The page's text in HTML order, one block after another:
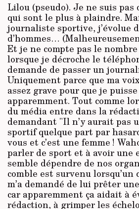
Lilou (pseudo). Je ne suis pas
qui sont le plus à plaindre.
journaliste sportive, j’évolue
d’hommes…
Et je ne compte pas le
lorsque je décroche le
demande de passer un
Uniquement parce que ma
assez grave pour que je
apparemment. Tout comme
du média entre dans la
demandant "Il n’y aurait pas
sportif quelque part par
vous et c’est une femme !
parler de sport et à avoir une
semble dépendre de nos
comble est survenu lorsqu’un
m’a demandé de lui prêter
car apparemment ça aidait à
rédaction, à grimper les